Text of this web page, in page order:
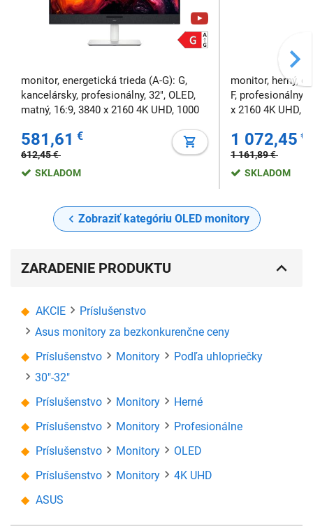
monitor, energetická trieda (A-G): G,
kancelársky, profesionálny, 32", OLED,
matný, 16:9, 3840 x 2160 4K UHD, 1000
frekvencia 120 Hz
581,61 €
612,45€
SKLADOM
monitor, herný,
F, profesionálny,
x 2160 4K UHD,
frekvencia 240 Hz
1 072,45 €
1 161,89€
SKLADOM
Zobraziť kategóriu OLED monitory
ZARADENIE PRODUKTU
AKCIE
Príslušenstvo
Asus monitory za bezkonkurenčne ceny
Príslušenstvo
Monitory
Podľa uhlopriečky
30"-32"
Príslušenstvo
Monitory
Herné
Príslušenstvo
Monitory
Profesionálne
Príslušenstvo
Monitory
OLED
Príslušenstvo
Monitory
4K UHD
ASUS